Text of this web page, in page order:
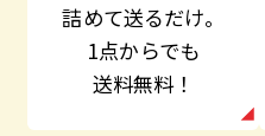
詰めて送るだけ。
1点からでも
送料無料！